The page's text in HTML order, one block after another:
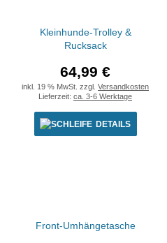
Kleinhunde-Trolley &
Rucksack
64,99 €
inkl. 19 % MwSt. zzgl. Versandkosten
Lieferzeit: ca. 3-6 Werktage
DETAILS
Front-Umhängetasche